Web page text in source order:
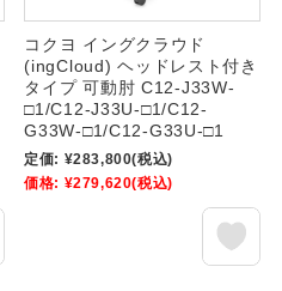
コクヨ イングクラウド
(ingCloud) ヘッドレスト付き
タイプ 可動肘 C12-J33W-
□1/C12-J33U-□1/C12-
G33W-□1/C12-G33U-□1
定価: ¥283,800(税込)
価格: ¥279,620(税込)